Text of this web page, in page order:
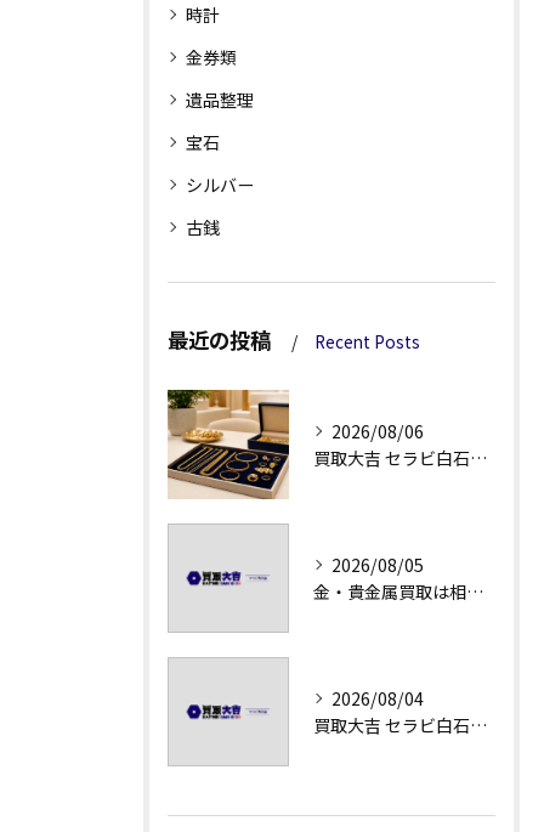
時計
金券類
遺品整理
宝石
シルバー
古銭
最近の投稿 Recent Posts
2026/08/06
買取大吉 セラビ白石店の金・貴金属買取で迷わない強み
2026/08/05
金・貴金属買取は相場急落日こそ査定のポイントを押さえる
2026/08/04
買取大吉 セラビ白石店の金・貴金属買取の流れ